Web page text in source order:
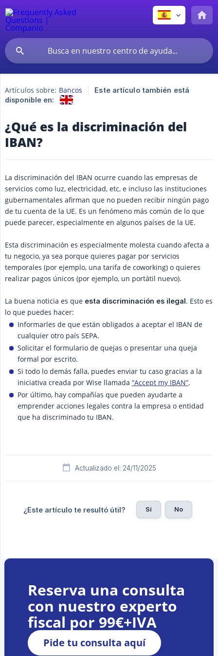
Artículos sobre: Bancos
Este artículo también está
disponible en:
¿Qué es la discriminación del
IBAN?
La discriminación del IBAN ocurre cuando las empresas de
servicios como luz, electricidad, etc, e incluso las instituciones
gubernamentales afirman que no pueden recibir ningún pago
de tu cuenta de la UE. Es un fenómeno más común de lo que
puede parecer, especialmente en algunos países de la UE.
Esta discriminación es especialmente molesta cuando afecta a
tu negocio, ya sea porque quieres pagar por servicios
temporales (por ejemplo, una tarifa de coworking) o quieres
realizar pagos únicos (por ejemplo, un portátil nuevo).
La buena noticia es que esta discriminación es ilegal. Esto es
lo que puedes hacer:
Informarles de que están obligados a aceptar el IBAN de
cualquier otro país SEPA.
Solicitar el formulario de quejas o presentar una queja
formal por escrito.
Si todo lo demás falla, puedes enviar tu caso gracias a la
iniciativa creada por Wise llamada “Accept my IBAN”.
Por último, hay compañías que pueden ayudarte a
emprender acciones legales contra la empresa o entidad
que ha discriminado tu IBAN.
Actualizado el: 24/11/2025
¿Este artículo te resultó útil? Sí No
Reserva una consulta
con nuestro experto
fiscal por 99€+IVA
Pide tu consulta aquí